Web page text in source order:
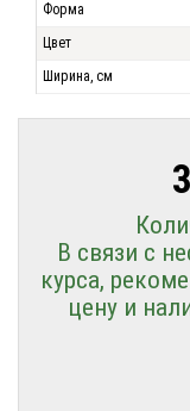
Форма
Цвет
Ширина, см
В связи с
курса,
цену и